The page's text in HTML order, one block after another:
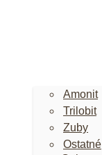
Amonit
Trilobit
Zuby
Ostatné